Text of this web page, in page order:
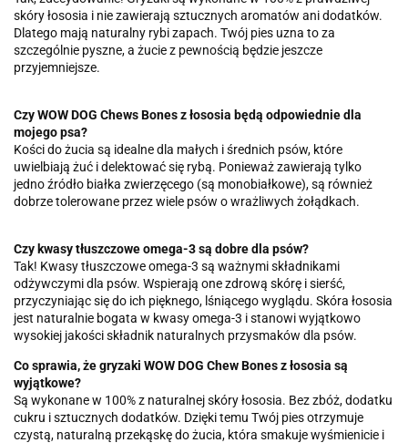
skóry łososia i nie zawierają sztucznych aromatów ani dodatków.
Dlatego mają naturalny rybi zapach. Twój pies uzna to za
szczególnie pyszne, a żucie z pewnością będzie jeszcze
przyjemniejsze.
Czy WOW DOG Chews Bones z łososia będą odpowiednie dla
mojego psa?
Kości do żucia są idealne dla małych i średnich psów, które
uwielbiają żuć i delektować się rybą. Ponieważ zawierają tylko
jedno źródło białka zwierzęcego (są monobiałkowe), są również
dobrze tolerowane przez wiele psów o wrażliwych żołądkach.
Czy kwasy tłuszczowe omega-3 są dobre dla psów?
Tak! Kwasy tłuszczowe omega-3 są ważnymi składnikami
odżywczymi dla psów. Wspierają one zdrową skórę i sierść,
przyczyniając się do ich pięknego, lśniącego wyglądu. Skóra łososia
jest naturalnie bogata w kwasy omega-3 i stanowi wyjątkowo
wysokiej jakości składnik naturalnych przysmaków dla psów.
Co sprawia, że gryzaki WOW DOG Chew Bones z łososia są
wyjątkowe?
Są wykonane w 100% z naturalnej skóry łososia. Bez zbóż, dodatku
cukru i sztucznych dodatków. Dzięki temu Twój pies otrzymuje
czystą, naturalną przekąskę do żucia, która smakuje wyśmienicie i